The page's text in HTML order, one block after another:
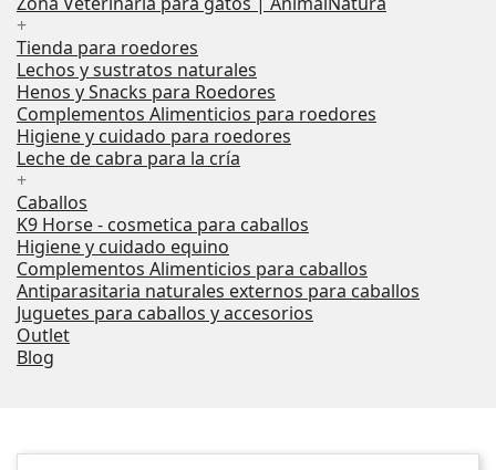
+
Tienda para roedores
Lechos y sustratos naturales
Henos y Snacks para Roedores
Complementos Alimenticios para roedores
Higiene y cuidado para roedores
Leche de cabra para la cría
+
Caballos
K9 Horse - cosmetica para caballos
Higiene y cuidado equino
Complementos Alimenticios para caballos
Antiparasitaria naturales externos para caballos
Juguetes para caballos y accesorios
Outlet
Blog